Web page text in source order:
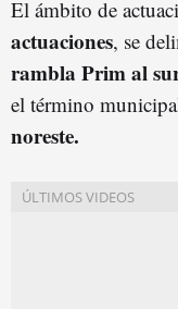
El ámbito de
actuaciones, se
rambla Prim al
el término
noreste.